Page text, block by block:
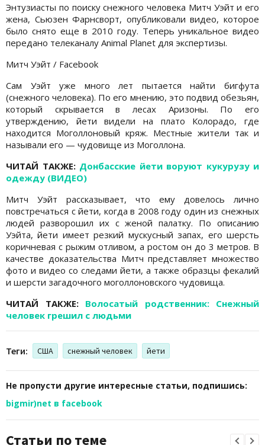
Энтузиасты по поиску снежного человека Митч Уэйт и его
жена, Сьюзен Фарнсворт, опубликовали видео, которое
было снято еще в 2010 году. Теперь уникальное видео
передано телеканалу Animal Planet для экспертизы.
Митч Уэйт / Facebook
Сам Уэйт уже много лет пытается найти бигфута
(снежного человека). По его мнению, это подвид обезьян,
который скрывается в лесах Аризоны. По его
утверждению, йети видели на плато Колорадо, где
находится Моголлоновый кряж. Местные жители так и
называли его — чудовище из Моголлона.
ЧИТАЙ ТАКЖЕ: Донбасские йети воруют кукурузу и
одежду (ВИДЕО)
Митч Уэйт рассказывает, что ему довелось лично
повстречаться с йети, когда в 2008 году один из снежных
людей разворошил их с женой палатку. По описанию
Уэйта, йети имеет резкий мускусный запах, его шерсть
коричневая с рыжим отливом, а ростом он до 3 метров. В
качестве доказательства Митч представляет множество
фото и видео со следами йети, а также образцы фекалий
и шерсти загадочного моголлоновского чудовища.
ЧИТАЙ ТАКЖЕ: Волосатый родственник: Снежный
человек грешил с людьми
Теги: США снежный человек йети
Не пропусти другие интересные статьи, подпишись:
bigmir)net в facebook
Статьи по теме